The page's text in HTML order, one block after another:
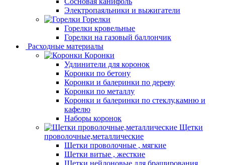
Электропаяльники и выжигатели
Горелки
Горелки кровельные
Горелки на газовый баллончик
Расходные материалы
Коронки
Удлинители для коронок
Коронки по бетону
Коронки и балеринки по дереву
Коронки по металлу
Коронки и балеринки по стеклу,камню и
кафелю
Наборы коронок
Щетки
проволочные,металлические
Щетки проволочные , мягкие
Щетки витые , жесткие
Щетки нейлоновые для браширования